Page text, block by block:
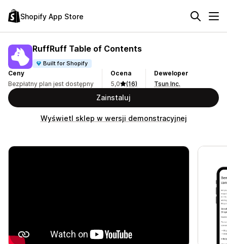
Shopify App Store
RuffRuff Table of Contents
Built for Shopify
Ceny
Bezpłatny plan jest dostępny
Ocena
5,0
(16)
Deweloper
Tsun Inc.
Zainstaluj
Wyświetl sklep w wersji demonstracyjnej